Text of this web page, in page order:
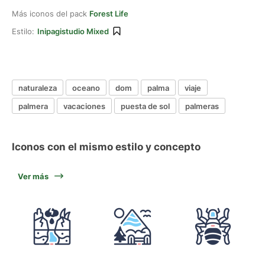
Más iconos del pack Forest Life
Estilo: Inipagistudio Mixed
naturaleza oceano dom palma
viaje
palmera
vacaciones puesta de sol palmeras
Iconos con el mismo estilo y concepto
Ver más